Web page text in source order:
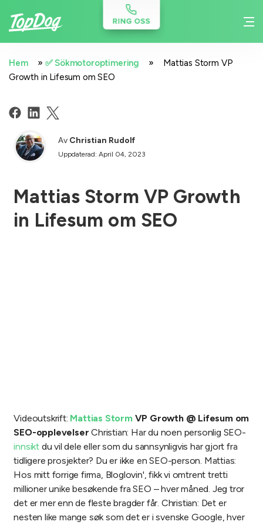
Hem » ✅ Sökmotoroptimering »
Mattias Storm VP
Growth in Lifesum om SEO
Av Christian Rudolf
Uppdaterad: April 04, 2023
Mattias Storm VP Growth
in Lifesum om SEO
Videoutskrift: Mattias StormVP Growth @ Lifesum om
SEO-opplevelser Christian: Har du noen personlig SEO-
innsiktdu vil dele eller som du sannsynligvis har gjort fra
tidligere prosjekter? Du er ikke en SEO-person. Mattias:
Hos mitt forrige firma, Bloglovin', fikk vi omtrent tretti
millioner unike besøkende fra SEO – hver måned. Jeg tror
det er mer enn de fleste bragder får. Christian: Det er
nesten like mange søk som det er i svenske Google, hver